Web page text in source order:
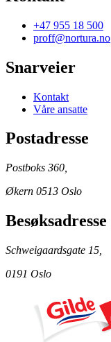
+47 955 18 500
proff@nortura.no
Snarveier
Kontakt
Våre ansatte
Postadresse
Postboks 360,
Økern 0513 Oslo
Besøksadresse
Schweigaardsgate 15,
0191 Oslo